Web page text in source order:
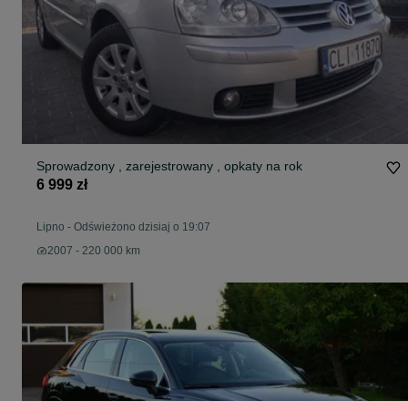
Sprowadzony , zarejestrowany , opkaty na rok
6 999 zł
Lipno - Odświeżono dzisiaj o 19:07
2007 - 220 000 km